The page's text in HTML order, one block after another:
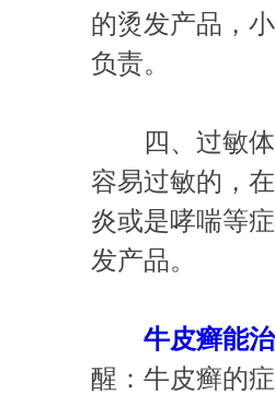
的烫发产品，
负责。
四、过敏体
容易过敏的，
炎或是哮喘等
发产品。
牛皮癣能
醒：牛皮癣的